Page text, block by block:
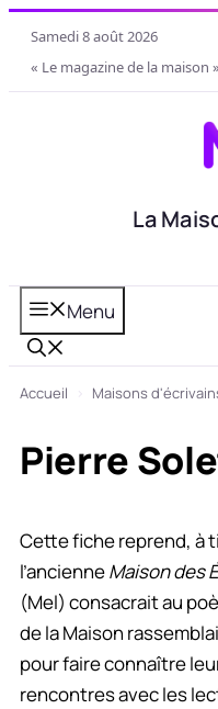
samedi 8 août 2026
« Le magazine de la maison »
La
Menu
Accueil Maisons
Pierre
Cette fiche reprend, à
l’ancienneMaison des
(Mel) consacrait au
de la Maison
pour faire connaître
rencontres avec les